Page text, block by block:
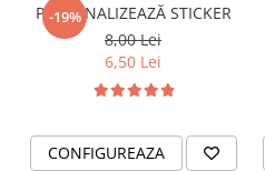
STICKERE PERSONALIZATE
PRODUSE PERSONALIZATE FIRME
CARTI DE VIZITA
PERSONALIZAT
PLACUTE INFORMATIVE
-19%
PERSONALIZEAZĂ STICKER
8,00 Lei
6,50 Lei
CONFIGUREAZA